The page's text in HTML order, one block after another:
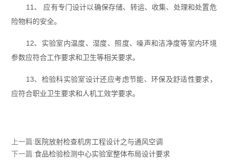
11、 应有专门设计以确保存储、转运、收集、处理和处置危
险物料的安全。
12、实验室内温度、湿度、照度、噪声和洁净度等室内环境
参数应符合工作要求和卫生等相关要求。
13、检验科实验室设计还应考虑节能、环保及舒适性要求，
应符合职业卫生要求和人机工效学要求。
上一篇:医院放射检查机房工程设计之与通风空调
下一篇:食品检验检测中心实验室整体布局设计要求